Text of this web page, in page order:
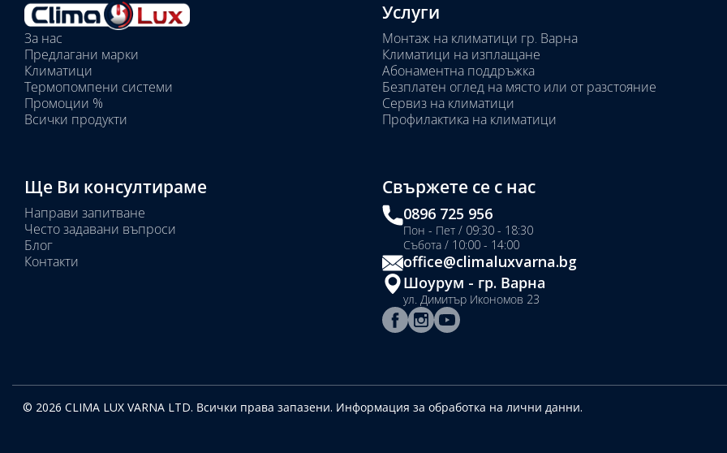
Избрани
вътрешни
тела:
Избрано
тяло:
За нас
Предлагани марки
Климатици
Термопомпени системи
Промоции %
Всички продукти
Услуги
Монтаж на климатици гр. Варна
Климатици на изплащане
Абонаментна поддръжка
Безплатен оглед на място или от разстояние
Сервиз на климатици
Профилактика на климатици
Ще Ви консултираме
Направи запитване
Често задавани въпроси
Блог
Контакти
Свържете се с нас
0896 725 956
Пон - Пет / 09:30 - 18:30
Събота / 10:00 - 14:00
office@climaluxvarna.bg
Шоурум - гр. Варна
ул. Димитър Икономов 23
© 2026 CLIMA LUX VARNA LTD. Всички права запазени. Информация за обработка на лични данни.